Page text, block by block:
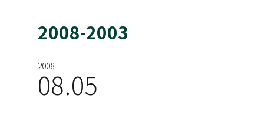
2008-2003
2008
08 05
03 11
2004
10 26